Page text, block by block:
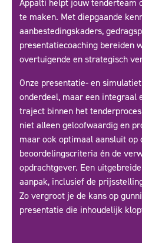
Appalti helpt jouw tenderteam
te maken. Met diepgaande
aanbestedingskaders,
presentatiecoaching bereiden
overtuigende en strategisch
Onze presentatie- en
onderdeel, maar een integraal
traject binnen het
niet alleen geloofwaardig en
maar ook optimaal aansluit op
beoordelingscriteria én de
opdrachtgever. Een
aanpak, inclusief de
Zo vergroot je de kans op
presentatie die inhoudelijk